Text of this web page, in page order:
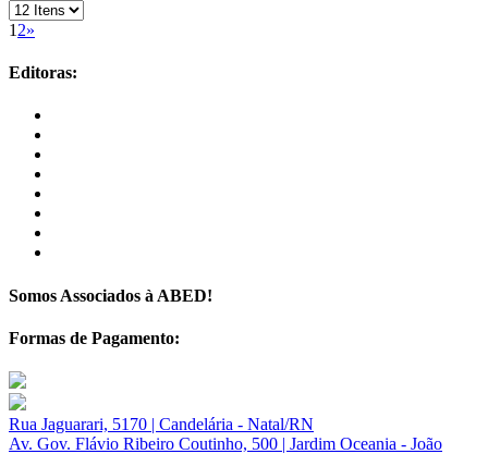
1 2»
Editoras:
Somos Associados à ABED!
Formas de Pagamento:
Rua Jaguarari, 5170 | Candelária - Natal/RN
Av. Gov. Flávio Ribeiro Coutinho, 500 | Jardim Oceania - João